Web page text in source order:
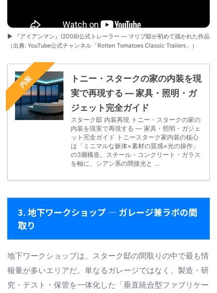
▶ 『アイアンマン』(2008)公式トレーラー — マリブ邸が初めて描かれた作品
（出典: YouTube公式チャンネル「Rotten Tomatoes Classic Trailers」）
内装
トニー・スタークの家の内装を現
実で再現する — 家具・照明・ガ
ジェット完全ガイド
スターク邸 内装再現 トニー・スタークの家の
内装を現実で再現する — 家具・照明・ガジェ
ット完全ガイド トニースターク家内装の核心
は「ミニマルな躯体×素材の質感×光の操作」
の3層構造。スチール・コンクリート・ガラス
を軸に、シアン系の間接光と …
3. 地下ワークショップ — ガレージ兼ラボの間
取り
地下ワークショップは、スターク邸の間取りの中で最も情
報量が多いエリアだ。単なるガレージではなく、製造・研
究・テスト・保管を一体化した「垂直統合型ファブリケー